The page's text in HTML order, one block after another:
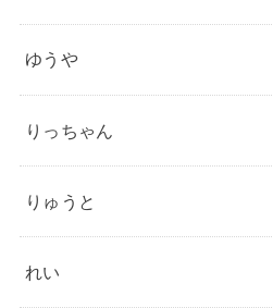
ゆうや
りっちゃん
りゅうと
れい